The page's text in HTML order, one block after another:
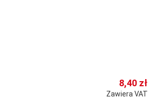
8,40 zł
Zawiera VAT